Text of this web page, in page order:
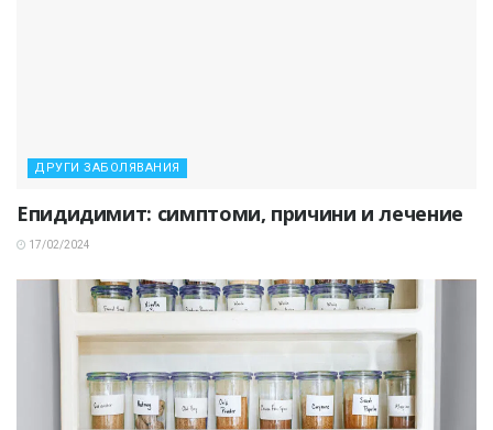
ДРУГИ ЗАБОЛЯВАНИЯ
Епидидимит: симптоми, причини и лечение
17/02/2024